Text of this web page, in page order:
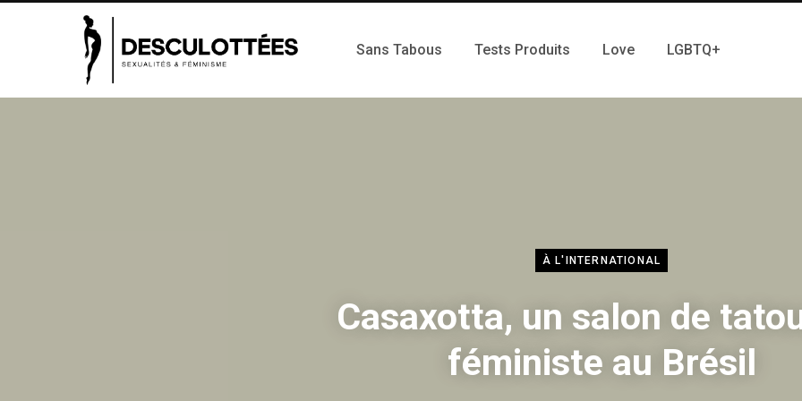
Sans Tabous Tests Produits Love LGBTQ+
À L'INTERNATIONAL
Casaxotta, un salon de
féministe au Brésil